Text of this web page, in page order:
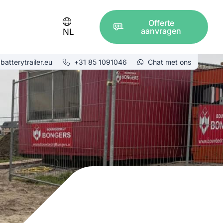
NL
Offerte
aanvragen
+31 85 1091046 Chat met ons